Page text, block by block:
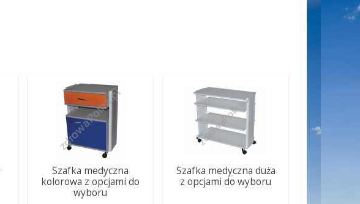
Szafka medyczna
kolorowa z opcjami do
wyboru
Szafka medyczna duża
z opcjami do wyboru